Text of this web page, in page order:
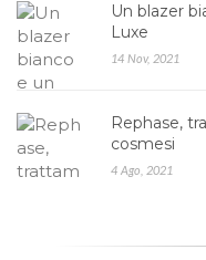
Un blazer
Luxe
14 Nov, 2021
Rephase,
cosmesi
4 Ago, 2021